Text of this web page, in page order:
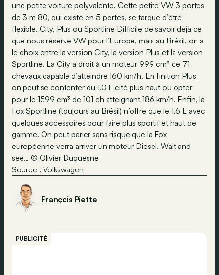
une petite voiture polyvalente. Cette petite VW 3 portes
de 3 m 80, qui existe en 5 portes, se targue d’être
flexible. City, Plus ou Sportline Difficile de savoir déjà ce
que nous réserve VW pour l’Europe, mais au Brésil, on a
le choix entre la version City, la version Plus et la version
Sportline. La City a droit à un moteur 999 cm³ de 71
chevaux capable d’atteindre 160 km/h. En finition Plus,
on peut se contenter du 1.0 L cité plus haut ou opter
pour le 1599 cm³ de 101 ch atteignant 186 km/h. Enfin, la
Fox Sportline (toujours au Brésil) n’offre que le 1.6 L avec
quelques accessoires pour faire plus sportif et haut de
gamme. On peut parier sans risque que la Fox
européenne verra arriver un moteur Diesel. Wait and
see… © Olivier Duquesne
Source : Volkswagen
François Piette
PUBLICITÉ